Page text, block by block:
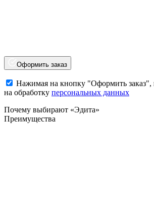
Оформить заказ
Нажимая на кнопку "Оформить заказ",
на обработку персональных данных
Почему выбирают «Эдита»
Преимущества